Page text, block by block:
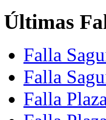
Últimas
Falla
Falla
Falla